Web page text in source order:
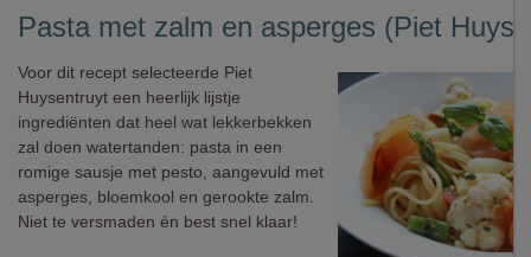
Pasta met zalm en asperges (Piet
Voor dit recept selecteerde Piet
Huysentruyt een heerlijk lijstje
ingrediënten dat heel wat lekkerbekken
zal doen watertanden: pasta in een
romige sausje met pesto, aangevuld met
asperges, bloemkool en gerookte zalm.
Niet te versmaden én best snel klaar!